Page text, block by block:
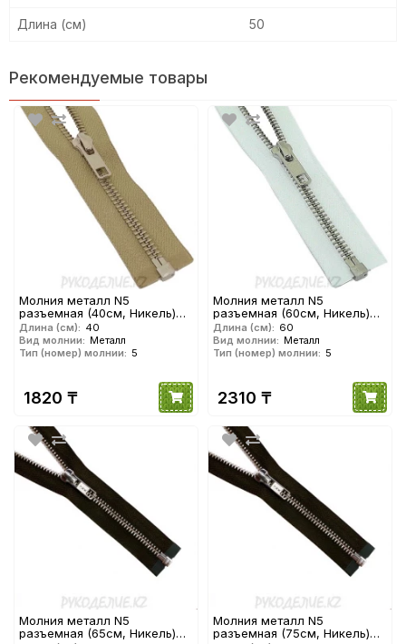
Длина (см) 50
Рекомендуемые товары
Молния металл N5
разъемная (40см, Никель)
YKK
Длина (см): 40
Вид молнии: Металл
Тип (номер) молнии: 5
1820 ₸
Молния металл N5
разъемная (60см, Никель)
YKK
Длина (см): 60
Вид молнии: Металл
Тип (номер) молнии: 5
2310 ₸
Молния металл N5
разъемная (65см, Никель)
Молния металл N5
разъемная (75см, Никель)